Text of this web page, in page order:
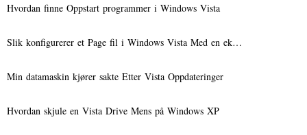
Hvordan finne Oppstart programmer i Windows Vista
Slik konfigurerer et Page fil i Windows Vista Med en ek…
Min datamaskin kjører sakte Etter Vista Oppdateringer
Hvordan skjule en Vista Drive Mens på Windows XP